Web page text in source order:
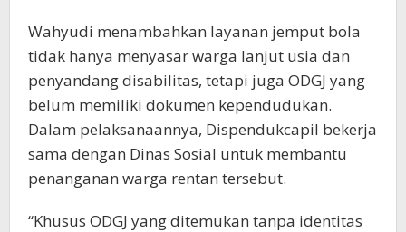
Wahyudi menambahkan layanan jemput bola
tidak hanya menyasar warga lanjut usia dan
penyandang disabilitas, tetapi juga ODGJ yang
belum memiliki dokumen kependudukan.
Dalam pelaksanaannya, Dispendukcapil bekerja
sama dengan Dinas Sosial untuk membantu
penanganan warga rentan tersebut.
“Khusus ODGJ yang ditemukan tanpa identitas